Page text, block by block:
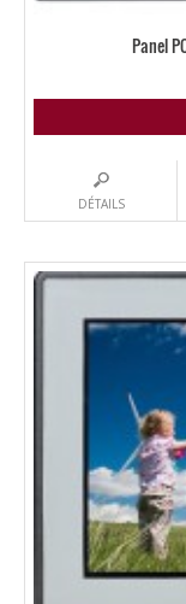
Panel
DÉTAILS